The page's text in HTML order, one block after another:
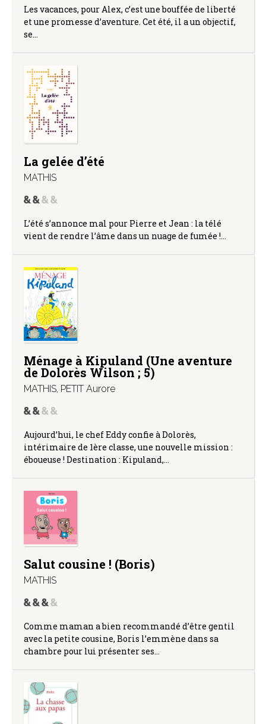
Les vacances, pour Alex, c’est une bouffée de liberté
et une promesse d’aventure. Cet été, il a un objectif,
se…
La gelée d’été
MATHIS
L’été s’annonce mal pour Pierre et Jean : la télé
vient de rendre l’âme dans un nuage de fumée !…
Ménage à Kipuland (Une aventure
de Dolorès Wilson ; 5)
MATHIS, PETIT Aurore
Aujourd’hui, le chef Eddy confie à Dolorès,
intérimaire de 1ère classe, une nouvelle mission :
éboueuse ! Destination : Kipuland,…
Salut cousine ! (Boris)
MATHIS
Comme maman a bien recommandé d’être gentil
avec la petite cousine, Boris l’emmène dans sa
chambre pour lui présenter ses…